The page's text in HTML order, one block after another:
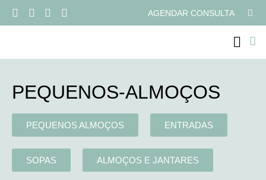
AGENDAR CONSULTA
PEQUENOS-ALMOÇOS
PEQUENOS ALMOÇOS ENTRADAS
SOPAS ALMOÇOS E JANTARES